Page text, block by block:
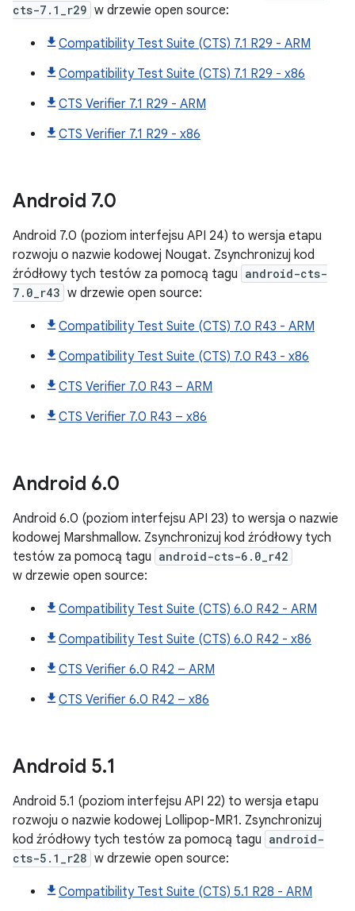
cts-7.1_r29 w drzewie open source:
Compatibility Test Suite (CTS) 7.1 R29 - ARM
Compatibility Test Suite (CTS) 7.1 R29 - x86
CTS Verifier 7.1 R29 - ARM
CTS Verifier 7.1 R29 - x86
Android 7.0
Android 7.0 (poziom interfejsu API 24) to wersja etapu
rozwoju o nazwie kodowej Nougat. Zsynchronizuj kod
źródłowy tych testów za pomocą tagu android-cts-
7.0_r43 w drzewie open source:
Compatibility Test Suite (CTS) 7.0 R43 - ARM
Compatibility Test Suite (CTS) 7.0 R43 - x86
CTS Verifier 7.0 R43 – ARM
CTS Verifier 7.0 R43 – x86
Android 6.0
Android 6.0 (poziom interfejsu API 23) to wersja o nazwie
kodowej Marshmallow. Zsynchronizuj kod źródłowy tych
testów za pomocą tagu android-cts-6.0_r42
w drzewie open source:
Compatibility Test Suite (CTS) 6.0 R42 - ARM
Compatibility Test Suite (CTS) 6.0 R42 - x86
CTS Verifier 6.0 R42 – ARM
CTS Verifier 6.0 R42 – x86
Android 5.1
Android 5.1 (poziom interfejsu API 22) to wersja etapu
rozwoju o nazwie kodowej Lollipop-MR1. Zsynchronizuj
kod źródłowy tych testów za pomocą tagu android-
cts-5.1_r28 w drzewie open source:
Compatibility Test Suite (CTS) 5.1 R28 - ARM